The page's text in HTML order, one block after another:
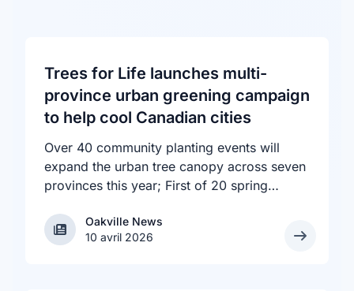
Trees for Life launches multi-
province urban greening campaign
to help cool Canadian cities
Over 40 community planting events will
expand the urban tree canopy across seven
provinces this year; First of 20 spring
Oakville News
Oakville News
10 avril 2026